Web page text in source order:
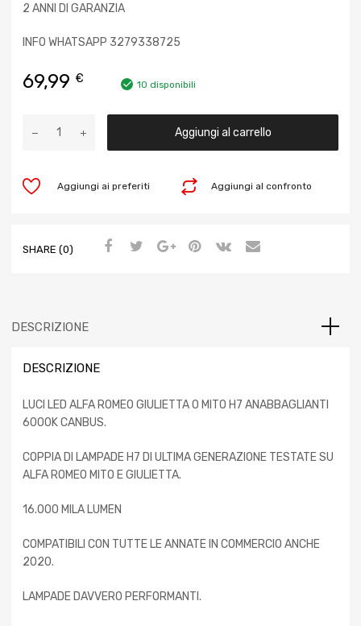
2 ANNI DI GARANZIA
INFO WHATSAPP 3279338725
69,99 € 10 disponibili
Aggiungi al carrello
Aggiungi al confronto
Aggiungi ai preferiti
SHARE (0)
DESCRIZIONE
DESCRIZIONE
LUCI LED ALFA ROMEO GIULIETTA O MITO H7 ANABBAGLIANTI
6000K CANBUS.
COPPIA DI LAMPADE H7 DI ULTIMA GENERAZIONE TESTATE SU
ALFA ROMEO MITO E GIULIETTA.
16.000 MILA LUMEN
COMPATIBILI CON TUTTE LE ANNATE IN COMMERCIO ANCHE
2020.
LAMPADE DAVVERO PERFORMANTI.